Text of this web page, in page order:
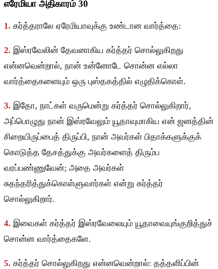
எரேமியா அதிகாரம் 30
1. கர்த்தராலே ஏரேமியாவுக்கு உண்டான வார்த்தை:
2. இஸ்ரவேலின் தேவனாகிய கர்த்தர் சொல்லுகிறது
என்னவென்றால், நான் உன்னோடே சொன்ன எல்லா
வார்த்தைகளையும் ஒரு புஸ்தகத்தில் எழுதிக்கொள்.
3. இதோ, நாட்கள் வருமென்று கர்த்தர் சொல்லுகிறார்,
அப்பொழுது நான் இஸ்ரவேலும் யூதாவுமாகிய என் ஜனத்தின்
சிறையிருப்பைத் திருப்பி, நான் அவர்கள் பிதாக்களுக்குக்
கொடுத்த தேசத்துக்கு அவர்களைத் திரும்ப
வரப்பண்ணுவேன்; அதை அவர்கள்
சுதந்தரித்துக்கொள்ளுவார்கள் என்று கர்த்தர்
சொல்லுகிறார்.
4. இவைகள் கர்த்தர் இஸ்ரவேலையும் யூதாவையுங்குறித்துச்
சொன்ன வார்த்தைகளே.
5. கர்த்தர் சொல்லுகிறது என்னவென்றால்: தத்தளிப்பின்